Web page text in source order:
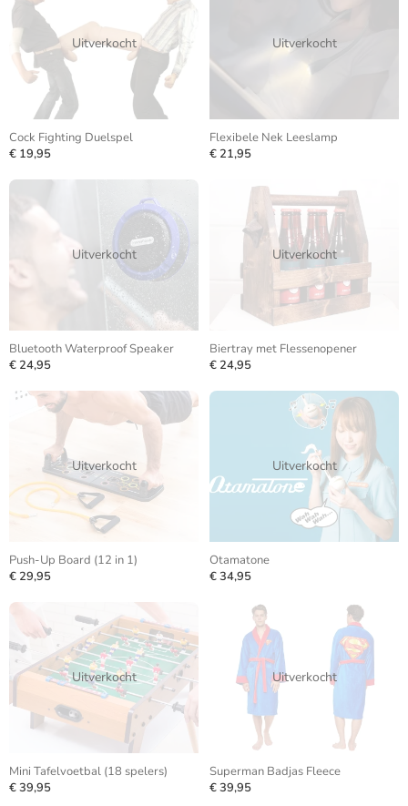
Uitverkocht
Cock Fighting Duelspel
€ 19,95
Uitverkocht
Flexibele Nek Leeslamp
€ 21,95
Uitverkocht
Bluetooth Waterproof Speaker
€ 24,95
Uitverkocht
Biertray met Flessenopener
€ 24,95
Uitverkocht
Push-Up Board (12 in 1)
€ 29,95
Uitverkocht
Otamatone
€ 34,95
Uitverkocht
Mini Tafelvoetbal (18 spelers)
€ 39,95
Uitverkocht
Superman Badjas Fleece
€ 39,95